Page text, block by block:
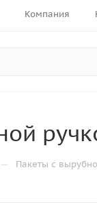
Компания
— Пакеты с